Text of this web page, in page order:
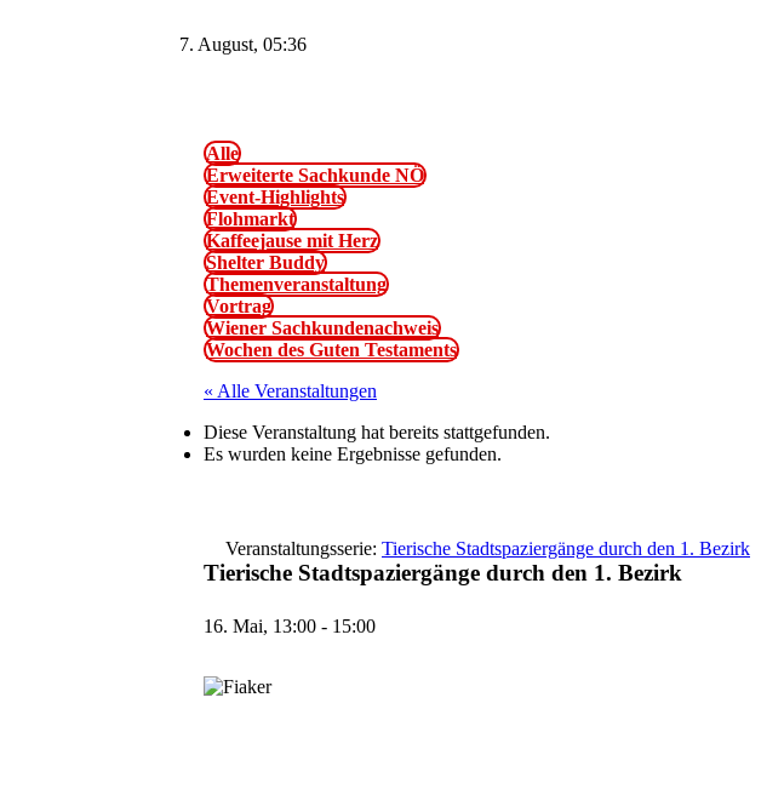
7. August, 05:36
Alle
Erweiterte Sachkunde NÖ
Event-Highlights
Flohmarkt
Kaffeejause mit Herz
Shelter Buddy
Themenveranstaltung
Vortrag
Wiener Sachkundenachweis
Wochen des Guten Testaments
« Alle Veranstaltungen
Diese Veranstaltung hat bereits stattgefunden.
Es wurden keine Ergebnisse gefunden.
Veranstaltungsserie: Tierische Stadtspaziergänge durch den 1. Bezirk
Tierische Stadtspaziergänge durch den 1. Bezirk
16. Mai, 13:00 - 15:00